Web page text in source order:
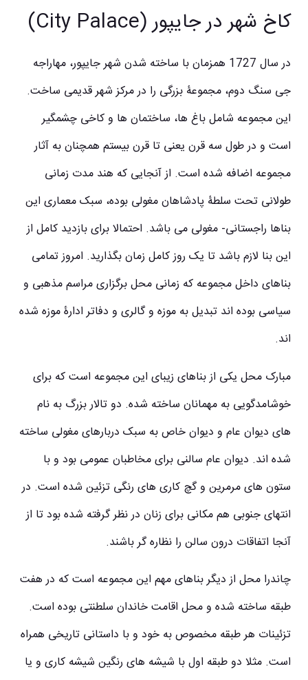
کاخ شهر در جایپور (City Palace)
در سال 1727 همزمان با ساخته شدن شهر جایپور، مهاراجه
جی سنگ دوم، مجموعۀ بزرگی را در مرکز شهر قدیمی ساخت.
این مجموعه شامل باغ ها، ساختمان ها و کاخی چشمگیر
است و در طول سه قرن یعنی تا قرن بیستم همچنان به آثار
مجموعه اضافه شده است. از آنجایی که هند مدت زمانی
طولانی تحت سلطۀ پادشاهان مغولی بوده، سبک معماری این
بناها راجستانی- مغولی می باشد. احتمالا برای بازدید کامل از
این بنا لازم باشد تا یک روز کامل زمان بگذارید. امروز تمامی
بناهای داخل مجموعه که زمانی محل برگزاری مراسم مذهبی و
سیاسی بوده اند تبدیل به موزه و گالری و دفاتر ادارۀ موزه شده
اند.
مبارک محل یکی از بناهای زیبای این مجموعه است که برای
خوشامدگویی به مهمانان ساخته شده. دو تالار بزرگ به نام
های دیوان عام و دیوان خاص به سبک دربارهای مغولی ساخته
شده اند. دیوان عام سالنی برای مخاطبان عمومی بود و با
ستون های مرمرین و گچ کاری های رنگی تزئین شده است. در
انتهای جنوبی هم مکانی برای زنان در نظر گرفته شده بود تا از
آنجا اتفاقات درون سالن را نظاره گر باشند.
چاندرا محل از دیگر بناهای مهم این مجموعه است که در هفت
طبقه ساخته شده و محل اقامت خاندان سلطنتی بوده است.
تزئینات هر طبقه مخصوص به خود و با داستانی تاریخی همراه
است. مثلا دو طبقه اول با شیشه های رنگین شیشه کاری و یا